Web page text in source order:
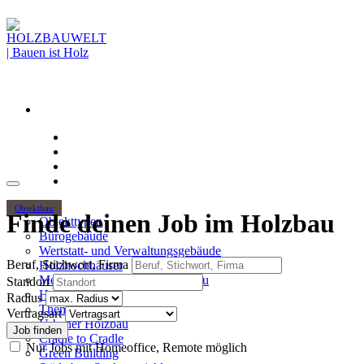
Objektbau
Objekttypen
Bürogebäude
Wertstatt- und Verwaltungsgebäude
Holzhochhäuser
Mehrgeschossiger Wohnungsbau
Hallenbau
Themen
Urbaner Holzbau
Cradle to Cradle
Green Building
Finde deinen Job im Holzbau
Beruf, Stichwort, Firma
Standort
Radius
Vertragsart
Nur Jobs mit Homeoffice, Remote möglich